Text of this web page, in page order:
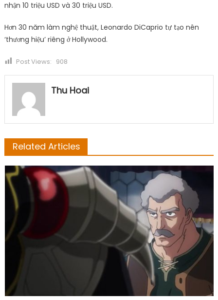
nhận 10 triệu USD và 30 triệu USD.
Hơn 30 năm làm nghệ thuật, Leonardo DiCaprio tự tạo nên
‘thương hiệu’ riêng ở Hollywood.
Post Views: 908
Thu Hoai
Related Articles